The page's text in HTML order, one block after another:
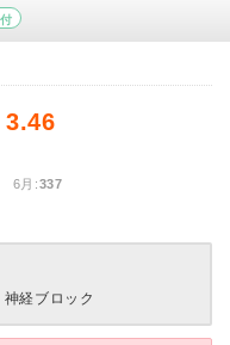
3.46
月:337
経ブロック